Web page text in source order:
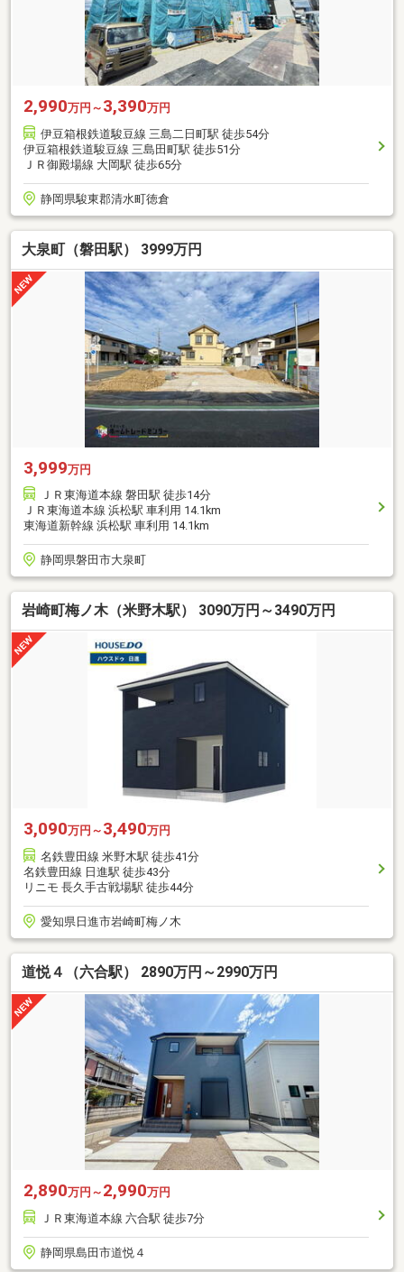
2,990万円～ 3,390万円
伊豆箱根鉄道駿豆線 三島二日町駅 徒歩54分
伊豆箱根鉄道駿豆線 三島田町駅 徒歩51分
ＪＲ御殿場線 大岡駅 徒歩65分
静岡県駿東郡清水町徳倉
大泉町（磐田駅） 3999万円
3,999万円
ＪＲ東海道本線 磐田駅 徒歩14分
ＪＲ東海道本線 浜松駅 車利用 14.1km
東海道新幹線 浜松駅 車利用 14.1km
静岡県磐田市大泉町
岩崎町梅ノ木（米野木駅） 3090万円～3490万円
3,090万円～ 3,490万円
名鉄豊田線 米野木駅 徒歩41分
名鉄豊田線 日進駅 徒歩43分
リニモ 長久手古戦場駅 徒歩44分
愛知県日進市岩崎町梅ノ木
道悦４（六合駅） 2890万円～2990万円
2,890万円～ 2,990万円
ＪＲ東海道本線 六合駅 徒歩7分
静岡県島田市道悦４